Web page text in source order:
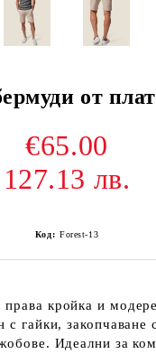
от
€65.00
127.13 лв.
Код: Forest-13
кройка и
с гайки, закопчаване
Идеални за